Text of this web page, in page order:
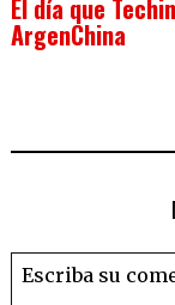
El día que
ArgenChina